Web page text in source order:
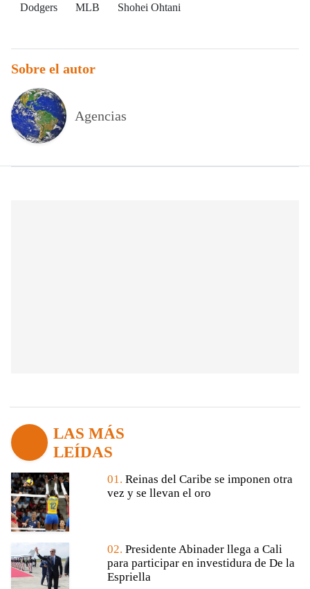
Dodgers MLB Shohei Ohtani
Sobre el autor
Agencias
LAS MÁS
LEÍDAS
01. Reinas del Caribe se imponen otra
vez y se llevan el oro
02. Presidente Abinader llega a Cali
para participar en investidura de De la
Espriella